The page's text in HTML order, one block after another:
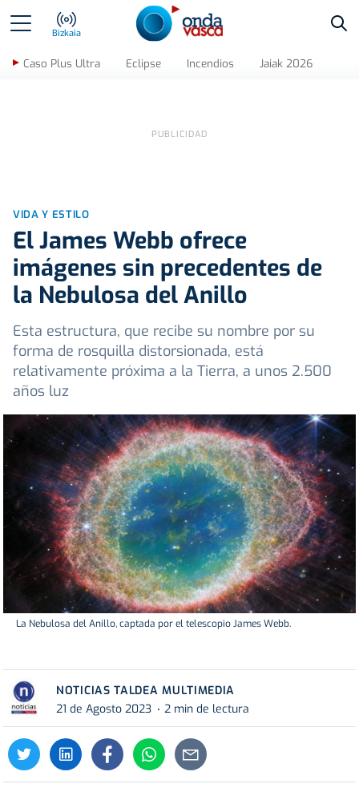
Bizkaia
Caso Plus Ultra Eclipse Incendios Jaiak 2026
VIDA Y ESTILO
El James Webb ofrece
imágenes sin precedentes de
la Nebulosa del Anillo
Esta estructura, que recibe su nombre por su
forma de rosquilla distorsionada, está
relativamente próxima a la Tierra, a unos 2.500
años luz
La Nebulosa del Anillo, captada por el telescopio James Webb.
NOTICIAS TALDEA MULTIMEDIA
21 de Agosto 2023
2 min de lectura